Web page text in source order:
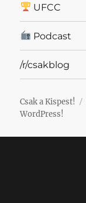
UFCC
Podcast
/r/csakblog
Csak a Kispest!
WordPress!